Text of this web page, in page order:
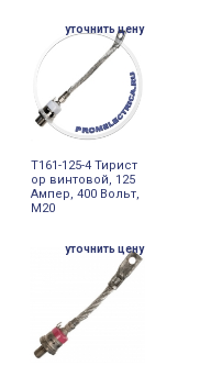
уточнить цену
Т161-125-4 Тирист
ор винтовой, 125
Ампер, 400 Вольт,
М20
уточнить цену